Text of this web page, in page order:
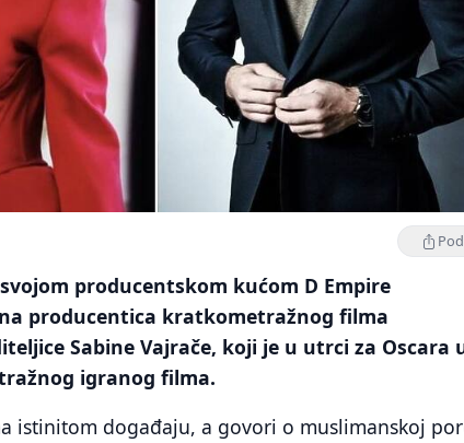
producentskom kućom D Empire
producentica kratkometražnog filma
Sabine Vajrače, koji je u utrci za Oscara
igranog filma.
istinitom događaju, a govori o muslimanskoj